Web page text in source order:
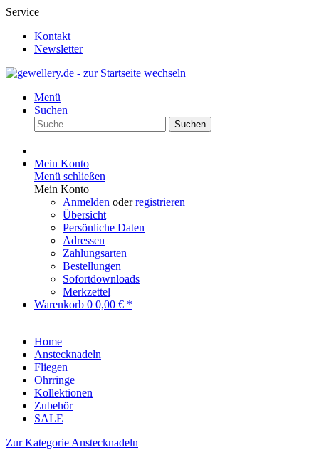
Service
Kontakt
Newsletter
Menü
Suchen
Suchen
Mein Konto
Menü schließen
Mein Konto
Anmelden oderregistrieren
Übersicht
Persönliche Daten
Adressen
Zahlungsarten
Bestellungen
Sofortdownloads
Merkzettel
Warenkorb 0 0,00 € *
Home
Anstecknadeln
Fliegen
Ohrringe
Kollektionen
Zubehör
SALE
Zur Kategorie Anstecknadeln